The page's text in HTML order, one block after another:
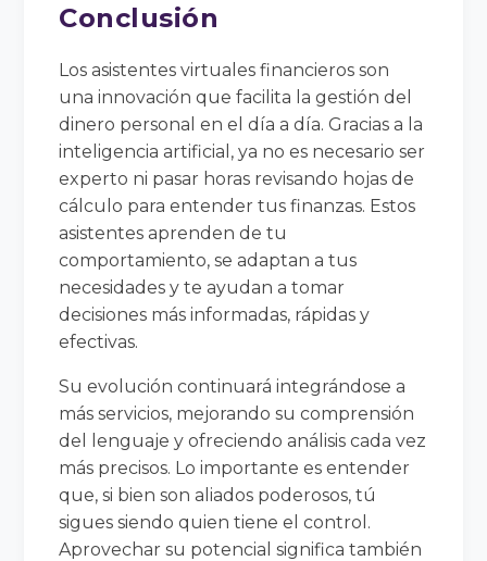
Conclusión
Los asistentes virtuales financieros son
una innovación que facilita la gestión del
dinero personal en el día a día. Gracias a la
inteligencia artificial, ya no es necesario ser
experto ni pasar horas revisando hojas de
cálculo para entender tus finanzas. Estos
asistentes aprenden de tu
comportamiento, se adaptan a tus
necesidades y te ayudan a tomar
decisiones más informadas, rápidas y
efectivas.
Su evolución continuará integrándose a
más servicios, mejorando su comprensión
del lenguaje y ofreciendo análisis cada vez
más precisos. Lo importante es entender
que, si bien son aliados poderosos, tú
sigues siendo quien tiene el control.
Aprovechar su potencial significa también